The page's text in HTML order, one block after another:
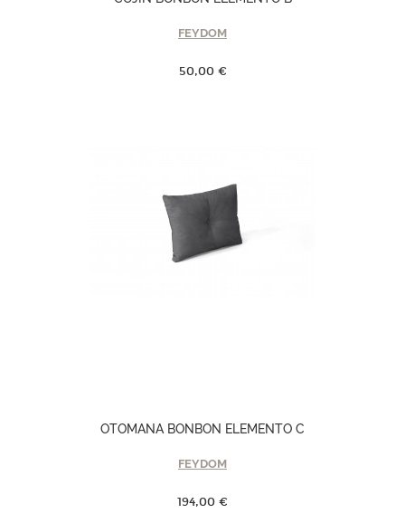
FEYDOM
50,00 €
OTOMANA BONBON ELEMENTO C
FEYDOM
194,00 €